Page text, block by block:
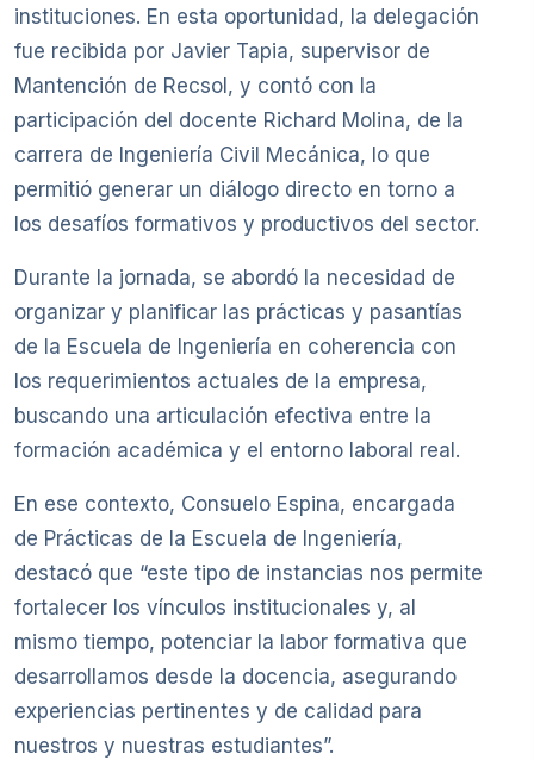
instituciones. En esta oportunidad, la delegación
fue recibida por Javier Tapia, supervisor de
Mantención de Recsol, y contó con la
participación del docente Richard Molina, de la
carrera de Ingeniería Civil Mecánica, lo que
permitió generar un diálogo directo en torno a
los desafíos formativos y productivos del sector.
Durante la jornada, se abordó la necesidad de
organizar y planificar las prácticas y pasantías
de la Escuela de Ingeniería en coherencia con
los requerimientos actuales de la empresa,
buscando una articulación efectiva entre la
formación académica y el entorno laboral real.
En ese contexto, Consuelo Espina, encargada
de Prácticas de la Escuela de Ingeniería,
destacó que “este tipo de instancias nos permite
fortalecer los vínculos institucionales y, al
mismo tiempo, potenciar la labor formativa que
desarrollamos desde la docencia, asegurando
experiencias pertinentes y de calidad para
nuestros y nuestras estudiantes”.